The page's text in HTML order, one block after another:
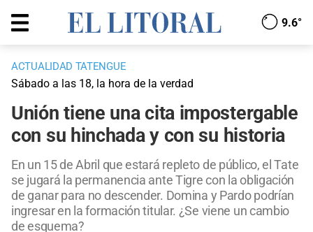
9.6°
ACTUALIDAD TATENGUE
Sábado a las 18, la hora de la verdad
Unión tiene una cita impostergable
con su hinchada y con su historia
En un 15 de Abril que estará repleto de público, el Tate
se jugará la permanencia ante Tigre con la obligación
de ganar para no descender. Domina y Pardo podrían
ingresar en la formación titular. ¿Se viene un cambio
de esquema?